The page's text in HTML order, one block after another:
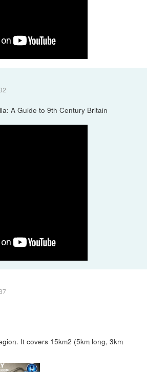
A Guide to 9th Century Britain
It covers 15km2 (5km long, 3km